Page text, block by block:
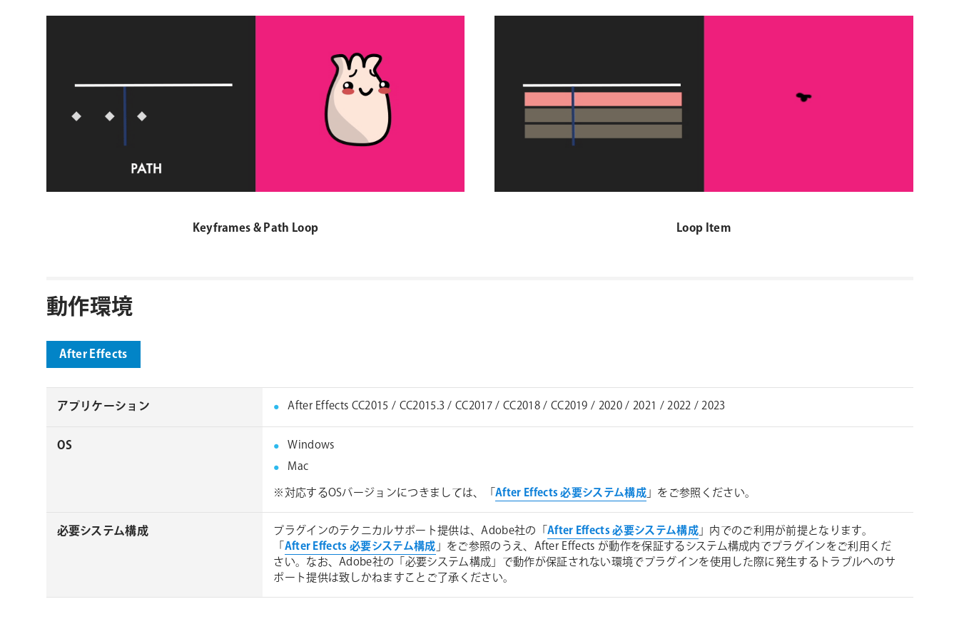
Keyframes & Path Loop Loop Item
動作環境
After Effects
アプリケーション After Effects CC2015 / CC2015.3 / CC2017 / CC2018 / CC2019 / 2020 / 2021 / 2022 / 2023
OS
Windows
Mac
※対応するOSバージョンにつきましては、「After Effects 必要システム構成」をご参照ください。
必要システム構成 プラグインのテクニカルサポート提供は、Adobe社の「After Effects 必要システム構成」内でのご利用が前提となります。
「After Effects 必要システム構成 」をご参照のうえ、After Effects が動作を保証するシステム構成内でプラグインをご利用くだ
さい。なお、Adobe社の「必要システム構成」で動作が保証されない環境でプラグインを使用した際に発生するトラブルへのサ
ポート提供は致しかねますことご了承ください。